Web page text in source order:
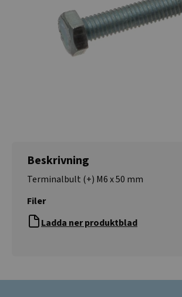
Beskrivning
Terminalbult (+) M6 x 50 mm
Filer
Ladda ner produktblad